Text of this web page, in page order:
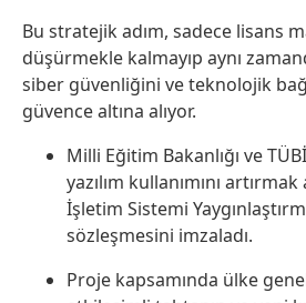
Bu stratejik adım, sadece lisans
düşürmekle kalmayıp aynı
siber güvenliğini ve teknolojik
güvence altına alıyor.
Milli Eğitim Bakanlığı ve
yazılım kullanımını
İşletim Sistemi
sözleşmesini imzaladı.
Proje kapsamında ülke